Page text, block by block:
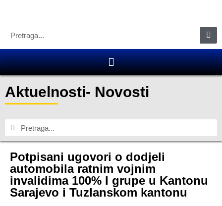
Aktuelnosti- Novosti
Potpisani ugovori o dodjeli
automobila ratnim vojnim
invalidima 100% I grupe u Kantonu
Sarajevo i Tuzlanskom kantonu